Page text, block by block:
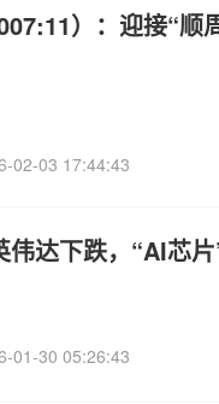
）：迎接“顺
02-03 17:44:43
达下跌，“AI芯
01-30 05:26:43